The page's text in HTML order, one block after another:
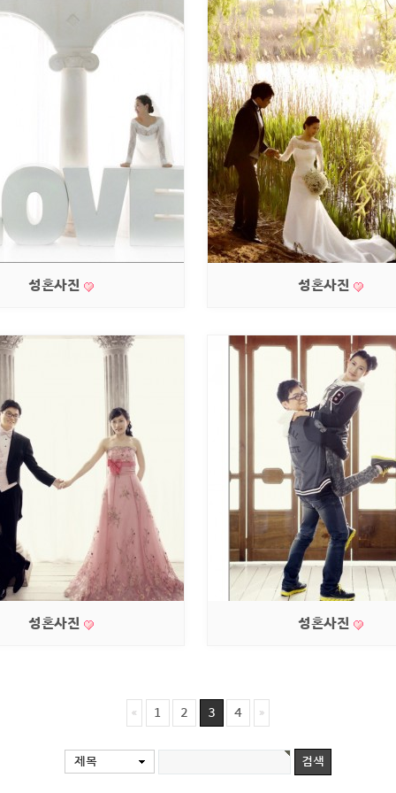
성혼사진 성혼사진
성혼사진 성혼사진
1 2 3 4
제목